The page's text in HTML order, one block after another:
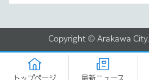
トップページ 最新ニュース
Copyright © Arakawa